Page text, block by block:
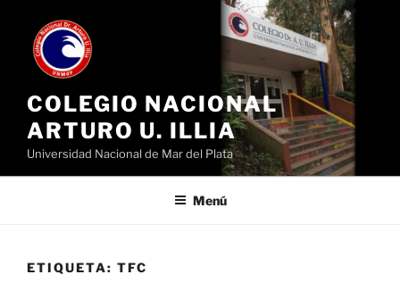
contenido
COLEGIO NACIONAL
ARTURO U. ILLIA
Universidad Nacional de Mar del Plata
Menú
ETIQUETA: TFC